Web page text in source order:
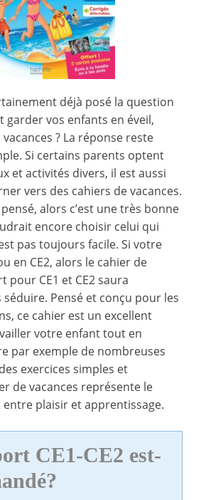
déjà posé la question
garder vos enfants en éveil,
? La réponse reste
Si certains parents optent
et activités divers, il est aussi
vers des cahiers de vacances.
alors c’est une très bonne
encore choisir celui qui
pas toujours facile. Si votre
en CE2, alors le cahier de
pour CE1 et CE2 saura
Pensé et conçu pour les
ce cahier est un excellent
votre enfant tout en
par exemple de nombreuses
exercices simples et
de vacances représente le
plaisir et apprentissage.
CE1-CE2 est-